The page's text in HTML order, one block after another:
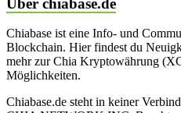
Chiabase ist eine Info- und
Blockchain. Hier findest du
mehr zur Chia Kryptowährung
Möglichkeiten.
Chiabase.de steht in keiner